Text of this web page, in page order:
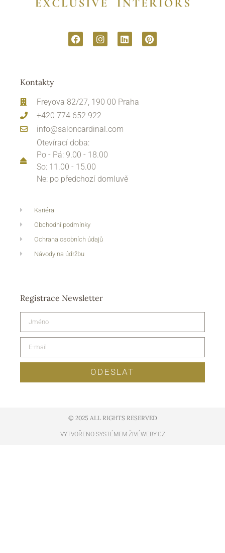
Kontakty
Freyova 82/27, 190 00 Praha
+420 774 652 922
info@saloncardinal.com
Otevírací doba:
Po - Pá: 9.00 - 18.00
So: 11.00 - 15.00
Ne: po předchozí domluvě
Kariéra
Obchodní podmínky
Ochrana osobních údajů
Návody na údržbu
Registrace Newsletter
ODESLAT
© 2025 ALL RIGHTS RESERVED​
VYTVOŘENO SYSTÉMEM ŽIVÉWEBY.CZ